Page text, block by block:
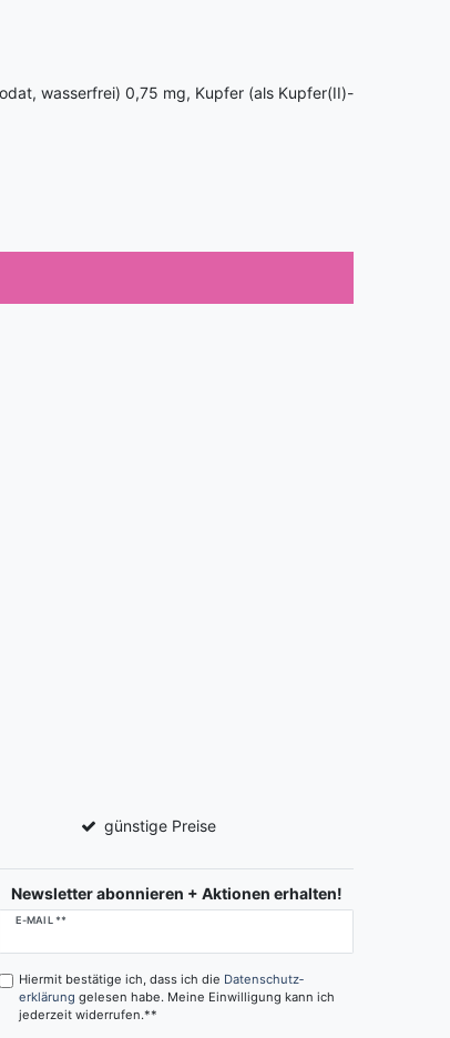
wasserfrei) 0,75 mg, Kupfer (als Kupfer(II)-
günstige Preise
Newsletter abonnieren + Aktionen erhalten!
E-MAIL **
Newsletter
Hiermit bestätige ich, dass ich die Daten­schutz­
erklärung gelesen habe. Meine Einwilligung kann ich
jederzeit widerrufen.**